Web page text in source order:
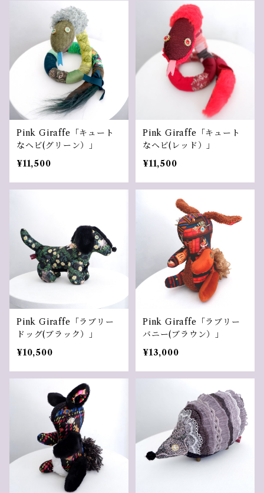
Pink Giraffe「キュート
なヘビ(グリーン）」
¥11,500
Pink Giraffe「キュート
なヘビ(レッド）」
¥11,500
Pink Giraffe「ラブリー
ドッグ(ブラック）」
¥10,500
Pink Giraffe「ラブリー
バニー(ブラウン）」
¥13,000